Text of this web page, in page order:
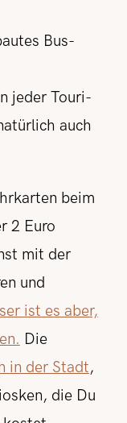
Bus-
jeder Touri-
auch
beim
2 Euro
mit der
und
ist es aber,
Die
in der Stadt,
die Du